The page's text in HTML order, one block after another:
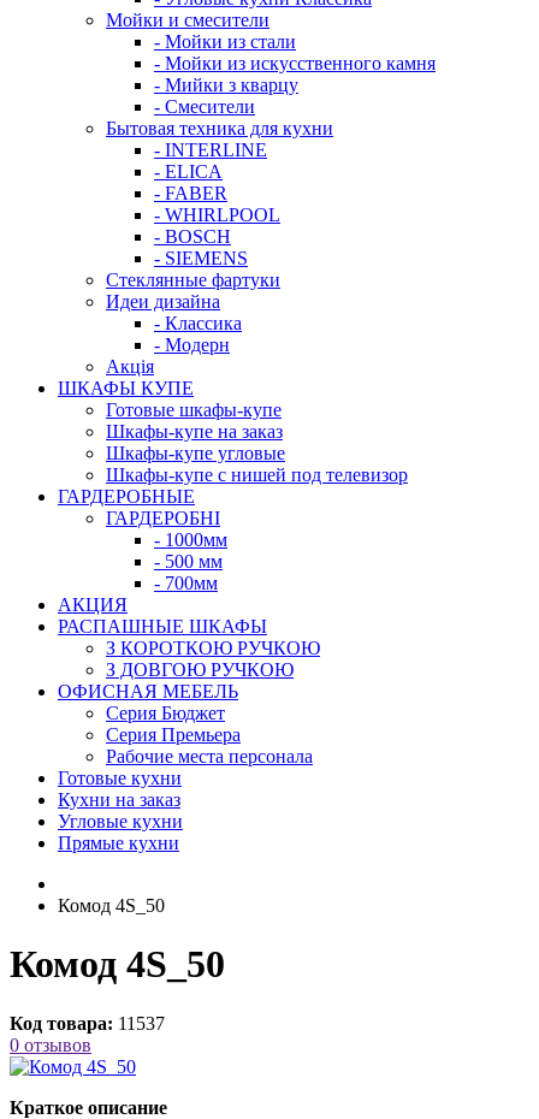
Мойки и смесители
- Мойки из стали
- Мойки из искусственного камня
- Мийки з кварцу
- Смесители
Бытовая техника для кухни
- INTERLINE
- ELICA
- FABER
- WHIRLPOOL
- BOSCH
- SIEMENS
Стеклянные фартуки
Идеи дизайна
- Класcика
- Модерн
Акція
ШКАФЫ КУПЕ
Готовые шкафы-купе
Шкафы-купе на заказ
Шкафы-купе угловые
Шкафы-купе с нишей под телевизор
ГАРДЕРОБНЫЕ
ГАРДЕРОБНІ
- 1000мм
- 500 мм
- 700мм
АКЦИЯ
РАСПАШНЫЕ ШКАФЫ
З КОРОТКОЮ РУЧКОЮ
З ДОВГОЮ РУЧКОЮ
ОФИСНАЯ МЕБЕЛЬ
Серия Бюджет
Серия Премьера
Рабочие места персонала
Готовые кухни
Кухни на заказ
Угловые кухни
Прямые кухни
Комод 4S_50
Комод 4S_50
Код товара: 11537
0 отзывов
Краткое описание